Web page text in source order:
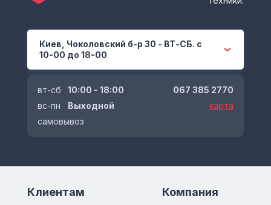
Киев, Чоколовский б-р 30 - ВТ-СБ. с
10-00 до 18-00
вт-сб
10:00 - 18:00
вс-пн
Выходной
самовывоз
067 385 2770
карта
Клиентам Компания